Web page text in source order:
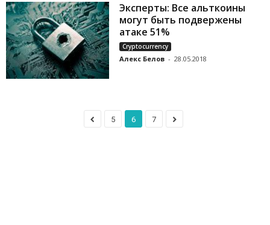
Эксперты: Все альткоины
могут быть подвержены
атаке 51%
Cryptocurrency
Алекс Белов - 28.05.2018
5 6 7